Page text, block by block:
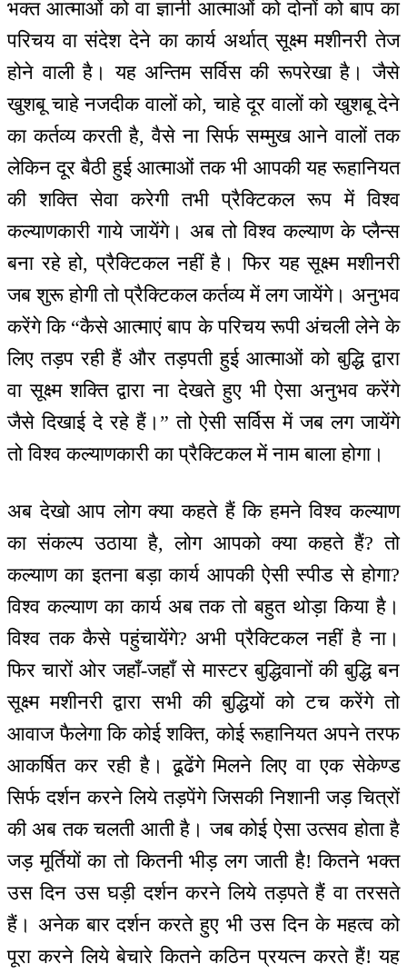
भक्त आत्माओं को वा ज्ञानी आत्माओं को दोनों को बाप का
परिचय वा संदेश देने का कार्य अर्थात् सूक्ष्म मशीनरी तेज
होने वाली है। यह अन्तिम सर्विस की रूपरेखा है। जैसे
खुशबू चाहे नजदीक वालों को, चाहे दूर वालों को खुशबू देने
का कर्तव्य करती है, वैसे ना सिर्फ सम्मुख आने वालों तक
लेकिन दूर बैठी हुई आत्माओं तक भी आपकी यह रूहानियत
की शक्ति सेवा करेगी तभी प्रैक्टिकल रूप में विश्व
कल्याणकारी गाये जायेंगे। अब तो विश्व कल्याण के प्लैन्स
बना रहे हो, प्रैक्टिकल नहीं है। फिर यह सूक्ष्म मशीनरी
जब शुरू होगी तो प्रैक्टिकल कर्तव्य में लग जायेंगे। अनुभव
करेंगे कि “कैसे आत्माएं बाप के परिचय रूपी अंचली लेने के
लिए तड़प रही हैं और तड़पती हुई आत्माओं को बुद्धि द्वारा
वा सूक्ष्म शक्ति द्वारा ना देखते हुए भी ऐसा अनुभव करेंगे
जैसे दिखाई दे रहे हैं।” तो ऐसी सर्विस में जब लग जायेंगे
तो विश्व कल्याणकारी का प्रैक्टिकल में नाम बाला होगा।
अब देखो आप लोग क्या कहते हैं कि हमने विश्व कल्याण
का संकल्प उठाया है, लोग आपको क्या कहते हैं? तो
कल्याण का इतना बड़ा कार्य आपकी ऐसी स्पीड से होगा?
विश्व कल्याण का कार्य अब तक तो बहुत थोड़ा किया है।
विश्व तक कैसे पहुंचायेंगे? अभी प्रैक्टिकल नहीं है ना।
फिर चारों ओर जहाँ-जहाँ से मास्टर बुद्धिवानों की बुद्धि बन
सूक्ष्म मशीनरी द्वारा सभी की बुद्धियों को टच करेंगे तो
आवाज फैलेगा कि कोई शक्ति, कोई रूहानियत अपने तरफ
आकर्षित कर रही है। ढूढेंगे मिलने लिए वा एक सेकेण्ड
सिर्फ दर्शन करने लिये तड़पेंगे जिसकी निशानी जड़ चित्रों
की अब तक चलती आती है। जब कोई ऐसा उत्सव होता है
जड़ मूर्तियों का तो कितनी भीड़ लग जाती है! कितने भक्त
उस दिन उस घड़ी दर्शन करने लिये तड़पते हैं वा तरसते
हैं। अनेक बार दर्शन करते हुए भी उस दिन के महत्व को
पूरा करने लिये बेचारे कितने कठिन प्रयत्न करते हैं! यह